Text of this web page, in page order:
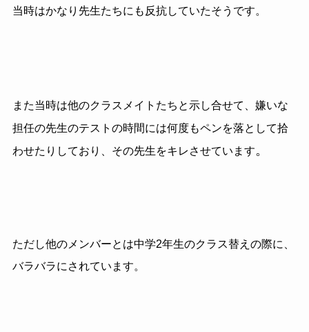
当時はかなり先生たちにも反抗していたそうです。
また当時は他のクラスメイトたちと示し合せて、嫌いな
担任の先生のテストの時間には何度もペンを落として拾
わせたりしており、その先生をキレさせています。
ただし他のメンバーとは中学2年生のクラス替えの際に、
バラバラにされています。